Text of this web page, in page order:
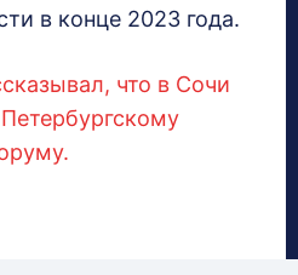
в конце 2023 года.
что в Сочи